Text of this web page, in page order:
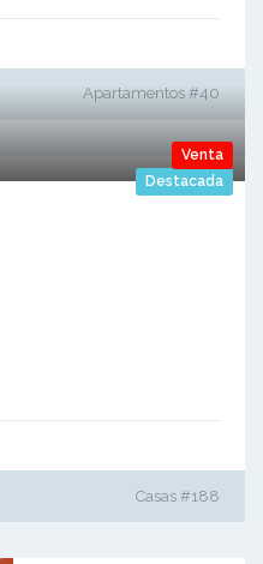
Apartamentos #40
Destacada
Venta
Casas #188